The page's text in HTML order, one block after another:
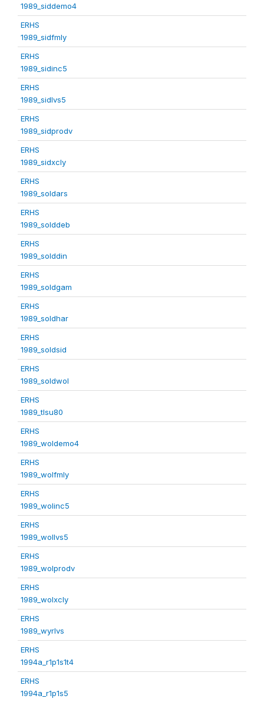
1989_siddemo4
ERHS
1989_sidfmly
ERHS
1989_sidinc5
ERHS
1989_sidlvs5
ERHS
1989_sidprodv
ERHS
1989_sidxcly
ERHS
1989_soldars
ERHS
1989_solddeb
ERHS
1989_solddin
ERHS
1989_soldgam
ERHS
1989_soldhar
ERHS
1989_soldsid
ERHS
1989_soldwol
ERHS
1989_tlsu80
ERHS
1989_woldemo4
ERHS
1989_wolfmly
ERHS
1989_wolinc5
ERHS
1989_wollvs5
ERHS
1989_wolprodv
ERHS
1989_wolxcly
ERHS
1989_wyrlvs
ERHS
1994a_r1p1s1t4
ERHS
1994a_r1p1s5